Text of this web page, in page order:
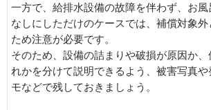
一方で、給排水設備の故障を伴わず、お
なしにしただけのケースでは、補償対象
ため注意が必要です。
そのため、設備の詰まりや破損が原因か
れかを分けて説明できるよう、被害写真や
モなどで残しておきましょう。